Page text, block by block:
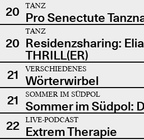
20
TANZ
Pro Senectute
20
TANZ
Residenzsharing:
THRILL(ER)
21
VERSCHIEDENES
Wörterwirbel
21
SOMMER IM SÜDPOL
Sommer im Südpol:
22
LIVE-PODCAST
Extrem Therapie